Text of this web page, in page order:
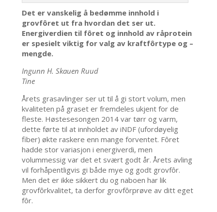
Det er vanskelig å bedømme innhold i
grovfôret ut fra hvordan det ser ut.
Energiverdien til fôret og innhold av råprotein
er spesielt viktig for valg av kraftfôrtype og –
mengde.
Ingunn H. Skauen Ruud
Tine
Årets grasavlinger ser ut til å gi stort volum, men
kvaliteten på graset er fremdeles ukjent for de
fleste. Høstesesongen 2014 var tørr og varm,
dette førte til at innholdet av iNDF (ufordøyelig
fiber) økte raskere enn mange forventet. Fôret
hadde stor variasjon i energiverdi, men
volummessig var det et svært godt år. Årets avling
vil forhåpentligvis gi både mye og godt grovfôr.
Men det er ikke sikkert du og naboen har lik
grovfôrkvalitet, ta derfor grovfôrprøve av ditt eget
fôr.